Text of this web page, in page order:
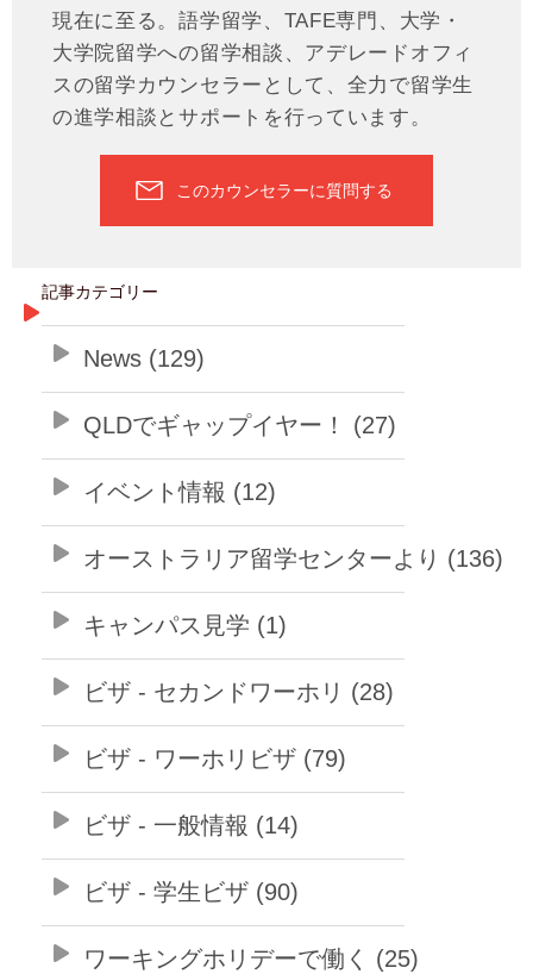
現在に至る。語学留学、TAFE専門、大学・
大学院留学への留学相談、アデレードオフィ
スの留学カウンセラーとして、全力で留学生
の進学相談とサポートを行っています。
このカウンセラーに質問する
記事カテゴリー
News (129)
QLDでギャップイヤー！ (27)
イベント情報 (12)
オーストラリア留学センターより (136)
キャンパス見学 (1)
ビザ - セカンドワーホリ (28)
ビザ - ワーホリビザ (79)
ビザ - 一般情報 (14)
ビザ - 学生ビザ (90)
ワーキングホリデーで働く (25)